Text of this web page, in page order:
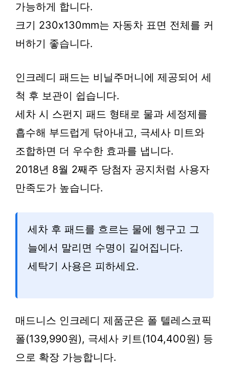
가능하게 합니다.
크기 230x130mm는 자동차 표면 전체를 커
버하기 좋습니다.
인크레디 패드는 비닐주머니에 제공되어 세
척 후 보관이 쉽습니다.
세차 시 스펀지 패드 형태로 물과 세정제를
흡수해 부드럽게 닦아내고, 극세사 미트와
조합하면 더 우수한 효과를 냅니다.
2018년 8월 2째주 당첨자 공지처럼 사용자
만족도가 높습니다.
세차 후 패드를 흐르는 물에 헹구고 그
늘에서 말리면 수명이 길어집니다.
세탁기 사용은 피하세요.
매드니스 인크레디 제품군은 폴 텔레스코픽
폴(139,990원), 극세사 키트(104,400원) 등
으로 확장 가능합니다.